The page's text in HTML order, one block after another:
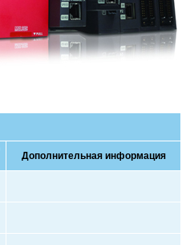
Дополнительная информация